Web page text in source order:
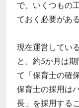
で、いくつもの
ておく必要があ
現在運営してい
と、約5か月は
て「保育士の確
保育士の採用は
長」を採用する